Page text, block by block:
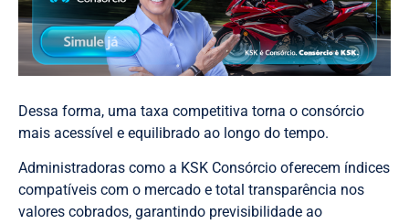
Dessa forma, uma taxa competitiva torna o consórcio
mais acessível e equilibrado ao longo do tempo.
Administradoras como a KSK Consórcio oferecem índices
compatíveis com o mercado e total transparência nos
valores cobrados, garantindo previsibilidade ao